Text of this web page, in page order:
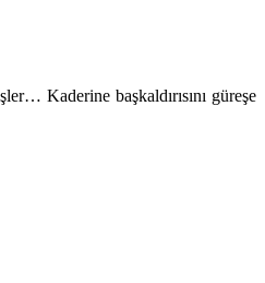
Kaderine başkaldırısını güreşe